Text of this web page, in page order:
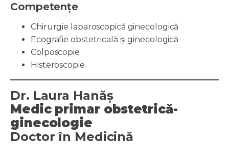
Competențe
Chirurgie laparoscopică ginecologică
Ecografie obstetricală și ginecologică
Colposcopie
Histeroscopie
Dr. Laura Hanăș
Medic primar obstetrică-
ginecologie
Doctor în Medicină